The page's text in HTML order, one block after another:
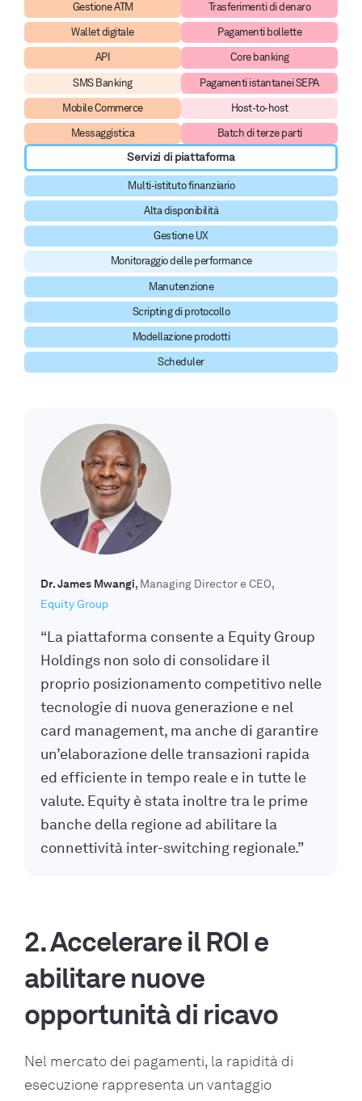
Gestione ATM
Wallet digitale
API
SMS Banking
Mobile Commerce
Messaggistica
Trasferimenti di denaro
Pagamenti bollette
Core banking
Pagamenti istantanei SEPA
Host-to-host
Batch di terze parti
Servizi di piattaforma
Multi-istituto finanziario
Alta disponibilità
Gestione UX
Monitoraggio delle performance
Manutenzione
Scripting di protocollo
Modellazione prodotti
Scheduler
Dr. James Mwangi Managing Director e CEO
Equity Group
“La piattaforma consente a Equity Group
Holdings non solo di consolidare il
proprio posizionamento competitivo nelle
tecnologie di nuova generazione e nel
card management, ma anche di garantire
un’elaborazione delle transazioni rapida
ed efficiente in tempo reale e in tutte le
valute. Equity è stata inoltre tra le prime
banche della regione ad abilitare la
connettività inter-switching regionale.”
2. Accelerare il ROI e
abilitare nuove
opportunità di ricavo
Nel mercato dei pagamenti, la rapidità di
esecuzione rappresenta un vantaggio